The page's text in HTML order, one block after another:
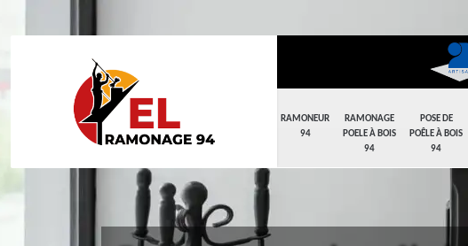
RAMONEUR
94
RAMONAGE
POELE À BOIS
94
POSE DE
POÊLE À BOIS
94